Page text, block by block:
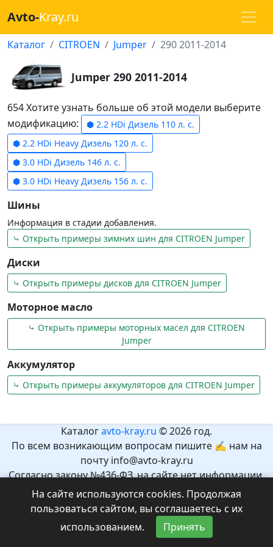
Avto-Kray.ru
Каталог CITROEN Jumper 290 2011-2014
Jumper 290 2011-2014
654 Хотите узнать больше об этой модели выберите
модификацию:
⬢ 2.2 HDi Дизель 110 л. с.
⬢ 2.2 HDi Heavy Дизель 120 л. с.
⬢ 3.0 HDi Дизель 146 л. с.
⬢ 3.0 HDi Heavy Дизель 156 л. с.
Шины
Информация в стадии добавления.
⤷ Открыть примеры зимних шин для CITROEN Jumper
Диски
⤷ Открыть примеры дисков для CITROEN Jumper
Моторное масло
⤷ Открыть примеры моторных масел для CITROEN
Jumper
Аккумулятор
⤷ Открыть примеры аккумуляторов для CITROEN Jumper
Каталогavto-kray.ru © 2026 год.
По всем возникающим вопросам пишите ✍ нам на
почту info@avto-kray.ru
Согласно закону №436-ФЗ, на сайте нет информации,
которая может причинить вред здоровью и развитию
детей.
Рекомендуемый возраст 12+.
На сайте используются cookies. Продолжая
пользоваться сайтом, вы соглашаетесь с их
использованием.
Принять